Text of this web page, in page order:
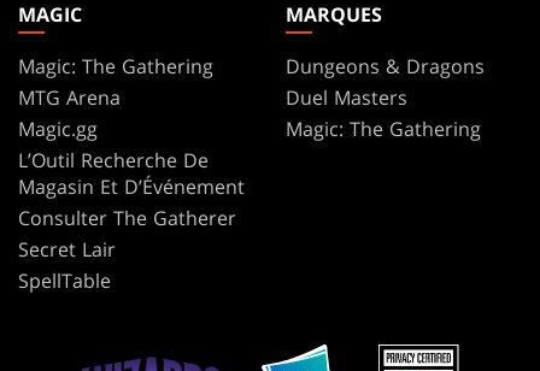
MAGIC
Magic: The Gathering
MTG Arena
Magic.gg
L’Outil Recherche De
Magasin Et D’Événement
Consulter The Gatherer
Secret Lair
SpellTable
MARQUES
Dungeons & Dragons
Duel Masters
Magic: The Gathering